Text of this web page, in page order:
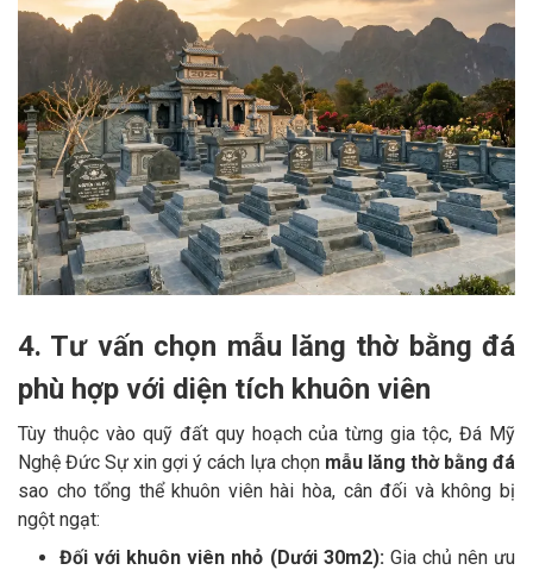
4. Tư vấn chọn mẫu lăng thờ bằng đá
phù hợp với diện tích khuôn viên
Tùy thuộc vào quỹ đất quy hoạch của từng gia tộc, Đá Mỹ
Nghệ Đức Sự xin gợi ý cách lựa chọn mẫu lăng thờ bằng đá
sao cho tổng thể khuôn viên hài hòa, cân đối và không bị
ngột ngạt:
Đối với khuôn viên nhỏ (Dưới 30m2): Gia chủ nên ưu